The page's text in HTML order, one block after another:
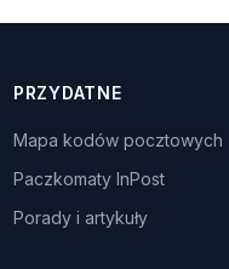
PRZYDATNE
Mapa kodów pocztowych
Paczkomaty InPost
Porady i artykuły